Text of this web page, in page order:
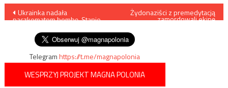
Nawigacja
wpisu
Ukrainka nadała
paczkomatem bombę. Stanie
Żydonaziści z premedytacją
zamordowali ekipę
Telegramhttps://t.me/magnapolonia
WESPRZYJ PROJEKT MAGNA POLONIA